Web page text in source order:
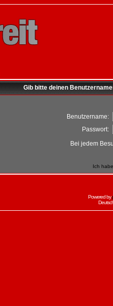
Gib bitte deinen
Benutzername:
Passwort:
Bei jedem
Ich
Powered by